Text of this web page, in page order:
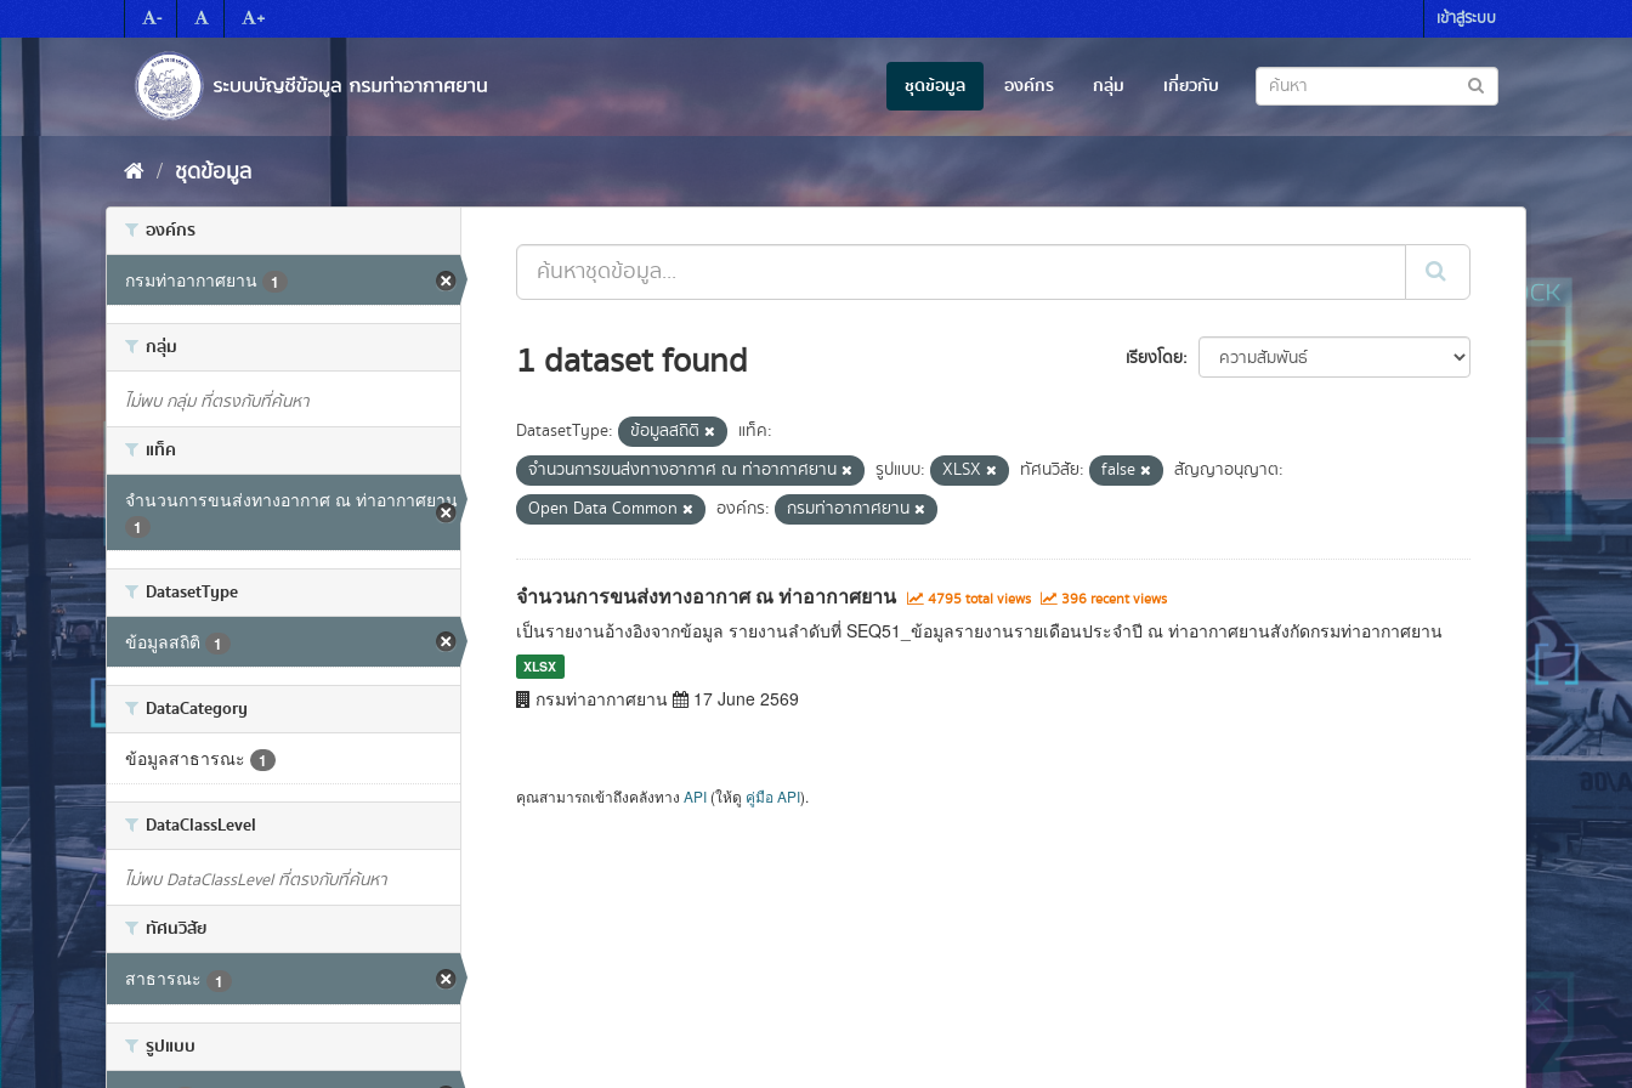
to
- + เข้าสู่ระบบ
ชุดข้อมูล องค์กร กลุ่ม เกี่ยวกับ
ชุดข้อมูล
องค์กร
กรมท่าอากาศยาน 1
กลุ่ม
ไม่พบ กลุ่ม ที่ตรงกับที่ค้นหา
แท็ค
จำนวนการขนส่งทางอากาศ ณ ท่าอากาศยาน
1
DatasetType
ข้อมูลสถิติ 1
DataCategory
ข้อมูลสาธารณะ 1
DataClassLevel
ไม่พบ DataClassLevel ที่ตรงกับที่ค้นหา
ทัศนวิสัย
สาธารณะ 1
รูปแบบ
เรียงโดย
1 dataset found
DatasetType: ข้อมูลสถิติ
แท็ค:
จำนวนการขนส่งทางอากาศ ณ ท่าอากาศยาน
รูปแบบ: XLSX ทัศนวิสัย: false
สัญญาอนุญาต:
Open Data Common
องค์กร: กรมท่าอากาศยาน
จำนวนการขนส่งทางอากาศ ณ ท่าอากาศยาน 4795 total views 396 recent views
เป็นรายงานอ้างอิงจากข้อมูล รายงานลำดับที่ SEQ51_ข้อมูลรายงานรายเดือนประจำปี ณ ท่าอากาศยานสังกัดกรมท่าอากาศยาน
XLSX
กรมท่าอากาศยาน 17 June 2569
คุณสามารถเข้าถึงคลังทาง API (ให้ดู คู่มือ API).